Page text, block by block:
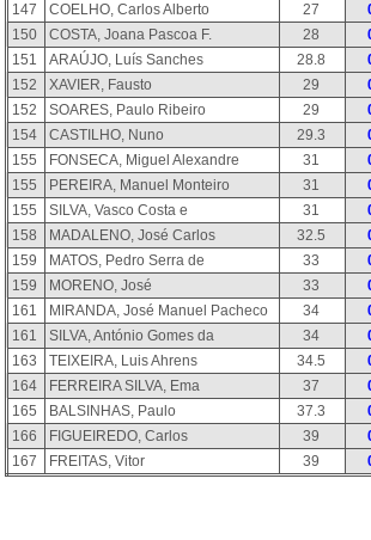
147
COELHO, Carlos Alberto 27
150
COSTA, Joana Pascoa F. 28
151
ARAÚJO, Luís Sanches 28.8
152
XAVIER, Fausto 29
152
SOARES, Paulo Ribeiro 29
154
CASTILHO, Nuno 29.3
155
FONSECA, Miguel Alexandre 31
155
PEREIRA, Manuel Monteiro 31
155
SILVA, Vasco Costa e 31
158
MADALENO, José Carlos 32.5
159
MATOS, Pedro Serra de 33
159
MORENO, José 33
161
MIRANDA, José Manuel Pacheco 34
161
SILVA, António Gomes da 34
163
TEIXEIRA, Luis Ahrens 34.5
164
FERREIRA SILVA, Ema 37
165
BALSINHAS, Paulo 37.3
166
FIGUEIREDO, Carlos 39
167
FREITAS, Vitor 39